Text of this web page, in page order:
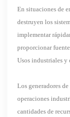
En situaciones de
destruyen los
implementar
proporcionar
Usos industriales y
Los generadores
operaciones
cantidades de